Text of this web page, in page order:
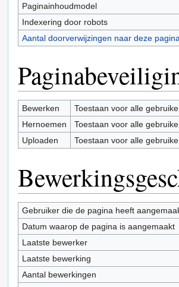
Paginainhoudmodel
Indexering door robots
Aantal doorverwijzingen naar deze
Bewerken
Toestaan voor alle
Hernoemen
Toestaan voor alle
Uploaden
Toestaan voor alle
Gebruiker die de pagina heeft
Datum waarop de pagina is aangemaakt
Laatste bewerker
Laatste bewerking
Aantal bewerkingen